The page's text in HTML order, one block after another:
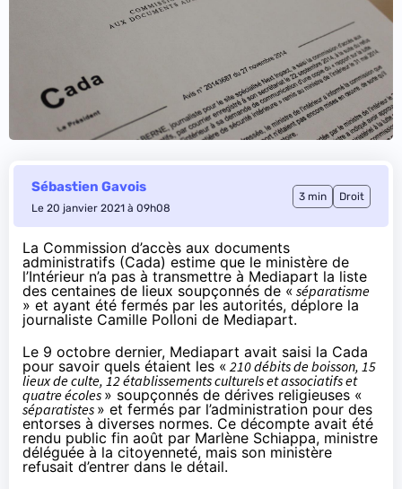
Sébastien Gavois
Le 20 janvier 2021 à 09h08
3 min Droit
La Commission d’accès aux documents
administratifs (Cada) estime que le ministère de
l’Intérieur n’a pas à transmettre à Mediapart la liste
des centaines de lieux soupçonnés de « séparatisme
» et ayant été fermés par les autorités, déplore la
journaliste Camille Polloni de Mediapart.
Le 9 octobre dernier, Mediapart avait saisi la Cada
pour savoir quels étaient les « 210 débits de boisson, 15
lieux de culte, 12 établissements culturels et associatifs et
quatre écoles » soupçonnés de dérives religieuses «
séparatistes » et fermés par l’administration pour des
entorses à diverses normes. Ce décompte avait été
rendu public fin août par Marlène Schiappa, ministre
déléguée à la citoyenneté, mais son ministère
refusait d’entrer dans le détail.